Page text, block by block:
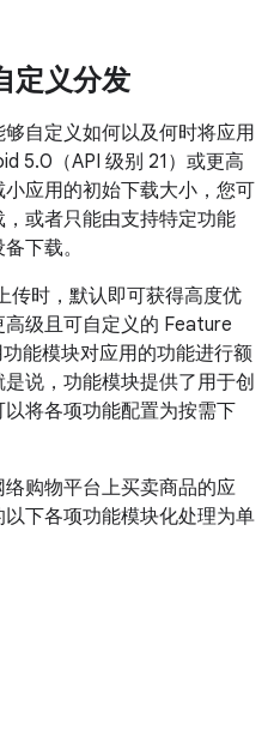
定义分发
自定义如何以及何时将应用
5.0（API 级别 21）或更高
应用的初始下载大小，您可
或者只能由支持特定功能
下载。
传时，默认即可获得高度优
级且可自定义的 Feature
能模块对应用的功能进行额
是说，功能模块提供了用于创
将各项功能配置为按需下
购物平台上买卖商品的应
下各项功能模块化处理为单